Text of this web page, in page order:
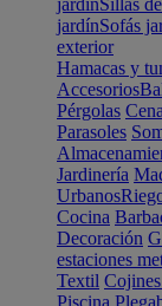
jardínSillas
jardínSofás
exterior
Hamacas y
Accesorios
Pérgolas
Parasoles
Jardinería
Urbanos
Cocina
Decoración
estaciones
Textil
Piscina